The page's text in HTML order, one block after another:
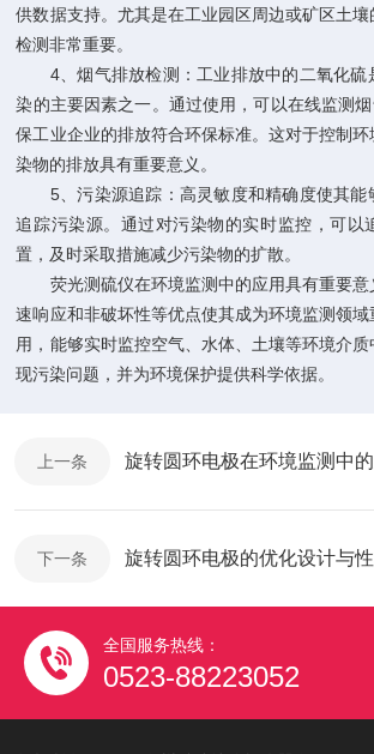
供数据支持。尤其是在工业园区周边或矿区土
检测非常重要。
4、烟气排放检测：工业排放中的二氧化硫
染的主要因素之一。通过使用，可以在线监测
保工业企业的排放符合环保标准。这对于控制
染物的排放具有重要意义。
5、污染源追踪：高灵敏度和精确度使其能
追踪污染源。通过对污染物的实时监控，可以
置，及时采取措施减少污染物的扩散。
荧光测硫仪在环境监测中的应用具有重要意
速响应和非破坏性等优点使其成为环境监测领
用，能够实时监控空气、水体、土壤等环境介
现污染问题，并为环境保护提供科学依据。
上一条 旋转圆环电极在环境监测中
下一条 旋转圆环电极的优化设计与
全国服务热线：
0523-88223052